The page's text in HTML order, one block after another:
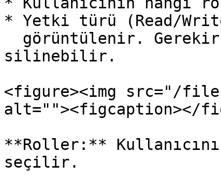
* Yetki türü (Read/
silinebilir.
<figure><img src="/files/
alt=""><figcaption></
**Roller:**
seçilir.